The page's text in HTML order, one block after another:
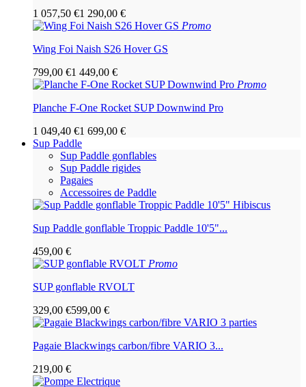
1 057,50 €1 290,00 €
Promo
Wing Foi Naish S26 Hover GS
799,00 €1 449,00 €
Promo
Planche F-One Rocket SUP Downwind Pro
1 049,40 €1 699,00 €
Sup Paddle
Sup Paddle gonflables
Sup Paddle rigides
Pagaies
Accessoires de Paddle
Sup Paddle gonflable Troppic Paddle 10'5"...
459,00 €
Promo
SUP gonflable RVOLT
329,00 €599,00 €
Pagaie Blackwings carbon/fibre VARIO 3...
219,00 €